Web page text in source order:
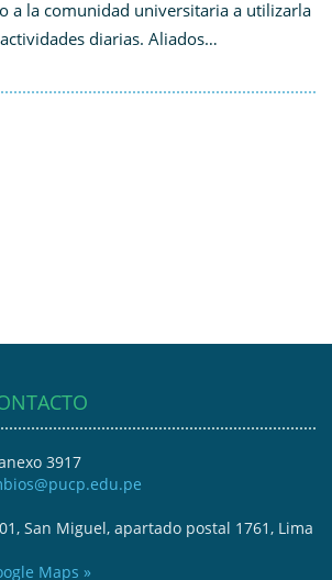
a la comunidad universitaria a utilizarla
diarias. Aliados…
3917
San Miguel, apartado postal 1761, Lima
Maps »